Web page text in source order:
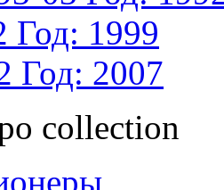
Год: 1999
Год: 2007
collection